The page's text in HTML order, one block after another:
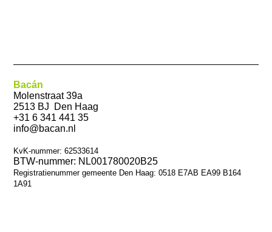
Bacán
Molenstraat 39a
2513 BJ Den Haag
+31 6 341 441 35
info@bacan.nl
KvK-nummer: 62533614
BTW-nummer: NL001780020B25
Registratienummer gemeente Den Haag: 0518 E7AB EA99 B164
1A91